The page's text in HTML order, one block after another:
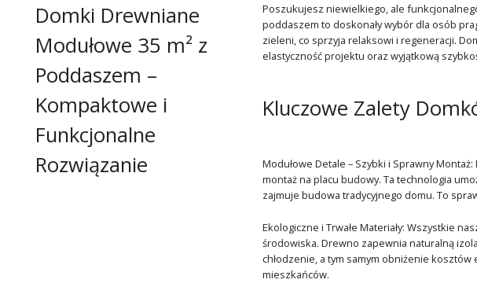
Domki Drewniane
Modułowe 35 m² z
Poddaszem –
Kompaktowe i
Funkcjonalne
Rozwiązanie
Poszukujesz niewielkiego, ale
poddaszem to doskonały wybór dla osób
zieleni, co sprzyja relaksowi i regeneracji.
elastyczność projektu oraz wyjątkową
Kluczowe Zalety
Modułowe Detale – Szybki i Sprawny
montaż na placu budowy. Ta technologia
zajmuje budowa tradycyjnego domu. To
Ekologiczne i Trwałe Materiały: Wszystkie
środowiska. Drewno zapewnia naturalną
chłodzenie, a tym samym obniżenie
mieszkańców.